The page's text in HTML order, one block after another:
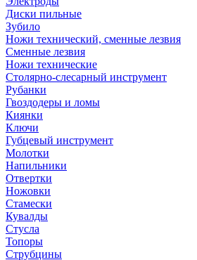
Диски пильные
Зубило
Ножи технический, сменные лезвия
Сменные лезвия
Ножи технические
Столярно-слесарный инструмент
Рубанки
Гвоздодеры и ломы
Киянки
Ключи
Губцевый инструмент
Молотки
Напильники
Отвертки
Ножовки
Стамески
Кувалды
Стусла
Топоры
Струбцины